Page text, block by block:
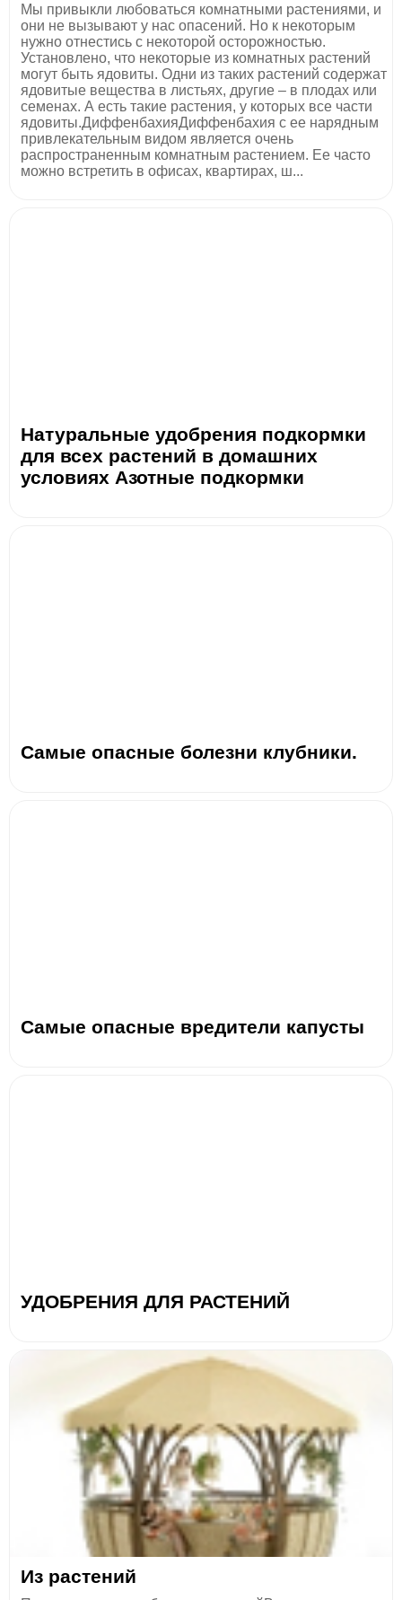
Мы привыкли любоваться комнатными растениями, и
они не вызывают у нас опасений. Но к некоторым
нужно отнестись с некоторой осторожностью.
Установлено, что некоторые из комнатных растений
могут быть ядовиты. Одни из таких растений содержат
ядовитые вещества в листьях, другие – в плодах или
семенах. А есть такие растения, у которых все части
ядовиты.ДиффенбахияДиффенбахия с ее нарядным
привлекательным видом является очень
распространенным комнатным растением. Ее часто
можно встретить в офисах, квартирах, ш...
Натуральные удобрения подкормки
для всех растений в домашних
условиях Азотные подкормки
Самые опасные болезни клубники.
Самые опасные вредители капусты
УДОБРЕНИЯ ДЛЯ РАСТЕНИЙ
Из растений